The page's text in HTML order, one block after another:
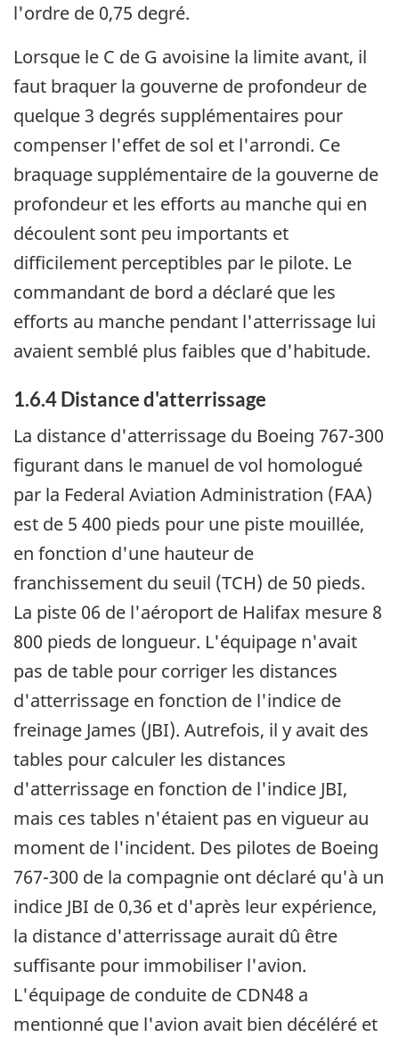
l'ordre de 0,75 degré.
Lorsque le C de G avoisine la limite avant, il
faut braquer la gouverne de profondeur de
quelque 3 degrés supplémentaires pour
compenser l'effet de sol et l'arrondi. Ce
braquage supplémentaire de la gouverne de
profondeur et les efforts au manche qui en
découlent sont peu importants et
difficilement perceptibles par le pilote. Le
commandant de bord a déclaré que les
efforts au manche pendant l'atterrissage lui
avaient semblé plus faibles que d'habitude.
1.6.4 Distance d'atterrissage
La distance d'atterrissage du Boeing 767-300
figurant dans le manuel de vol homologué
par la Federal Aviation Administration (FAA)
est de 5 400 pieds pour une piste mouillée,
en fonction d'une hauteur de
franchissement du seuil (TCH) de 50 pieds.
La piste 06 de l'aéroport de Halifax mesure 8
800 pieds de longueur. L'équipage n'avait
pas de table pour corriger les distances
d'atterrissage en fonction de l'indice de
freinage James (JBI). Autrefois, il y avait des
tables pour calculer les distances
d'atterrissage en fonction de l'indice JBI,
mais ces tables n'étaient pas en vigueur au
moment de l'incident. Des pilotes de Boeing
767-300 de la compagnie ont déclaré qu'à un
indice JBI de 0,36 et d'après leur expérience,
la distance d'atterrissage aurait dû être
suffisante pour immobiliser l'avion.
L'équipage de conduite de CDN48 a
mentionné que l'avion avait bien décéléré et